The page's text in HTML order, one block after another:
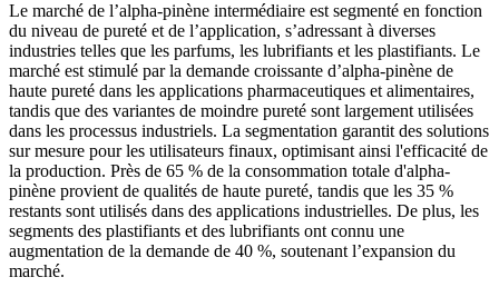
Le marché de l’alpha-pinène intermédiaire est segmenté en fonction
du niveau de pureté et de l’application, s’adressant à diverses
industries telles que les parfums, les lubrifiants et les plastifiants. Le
marché est stimulé par la demande croissante d’alpha-pinène de
haute pureté dans les applications pharmaceutiques et alimentaires,
tandis que des variantes de moindre pureté sont largement utilisées
dans les processus industriels. La segmentation garantit des solutions
sur mesure pour les utilisateurs finaux, optimisant ainsi l'efficacité de
la production. Près de 65 % de la consommation totale d'alpha-
pinène provient de qualités de haute pureté, tandis que les 35 %
restants sont utilisés dans des applications industrielles. De plus, les
segments des plastifiants et des lubrifiants ont connu une
augmentation de la demande de 40 %, soutenant l’expansion du
marché.